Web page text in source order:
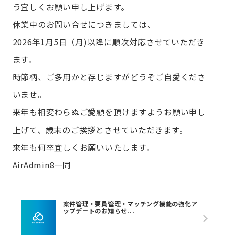
う宜しくお願い申し上げます。
休業中のお問い合せにつきましては、
2026年1月5日（月)以降に順次対応させていただき
ます。
時節柄、ご多用かと存じますがどうぞご自愛くださ
いませ。
来年も相変わらぬご愛顧を頂けますようお願い申し
上げて、歳末のご挨拶とさせていただきます。
来年も何卒宜しくお願いいたします。
AirAdmin8一同
案件管理・要員管理・マッチング機能の強化ア
ップデートのお知らせ...